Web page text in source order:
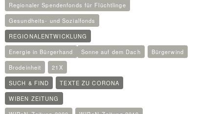
Regionaler Spendenfonds für Flüchtlinge
Gesundheits- und Sozialfonds
REGIONALENTWICKLUNG
Energie in Bürgerhand
Sonne auf dem Dach
Bürgerwind
Brodeinheit
21X
SUCH & FIND
TEXTE ZU CORONA
WIBEN ZEITUNG